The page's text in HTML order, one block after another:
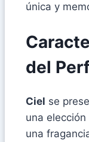
única y
del
Ciel se
una
una